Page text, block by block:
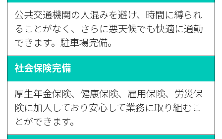
公共交通機関の人混みを避け、時間に縛られ
ることがなく、さらに悪天候でも快適に通勤
できます。駐車場完備。
社会保険完備
厚生年金保険、健康保険、雇用保険、労災保
険に加入しており安心して業務に取り組むこ
とができます。